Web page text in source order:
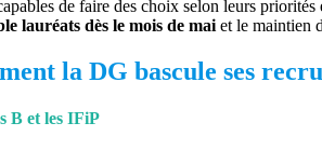
de faire des choix selon leurs
lauréats dès le mois de mai et le maintien
la DG bascule ses
B et les IFiP